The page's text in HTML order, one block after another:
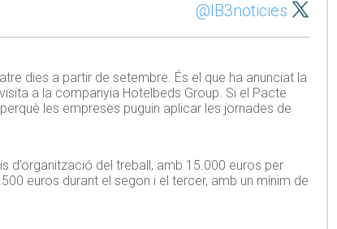
@IB3noticies
dies a partir de setembre. És el que ha anunciat la
a la companyia Hotelbeds Group. Si el Pacte
les empreses puguin aplicar les jornades de
d’organització del treball, amb 15.000 euros per
euros durant el segon i el tercer, amb un mínim de